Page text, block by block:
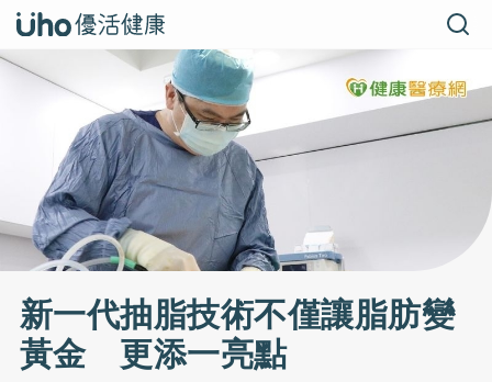
新一代抽脂技術不僅讓脂肪變
黃金 更添一亮點